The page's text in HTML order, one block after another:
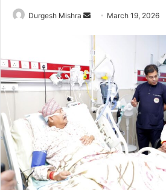
Durgesh Mishra
Send March 19, 2026